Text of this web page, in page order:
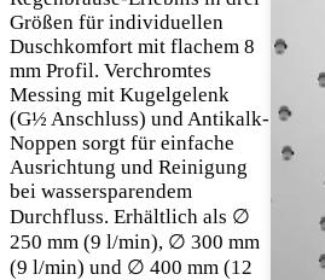
Größen für individuellen
Duschkomfort mit flachem 8
mm Profil. Verchromtes
Messing mit Kugelgelenk
(G½ Anschluss) und Antikalk-
Noppen sorgt für einfache
Ausrichtung und Reinigung
bei wassersparendem
Durchfluss. Erhältlich als ∅
250 mm (9 l/min), ∅ 300 mm
(9 l/min) und ∅ 400 mm (12